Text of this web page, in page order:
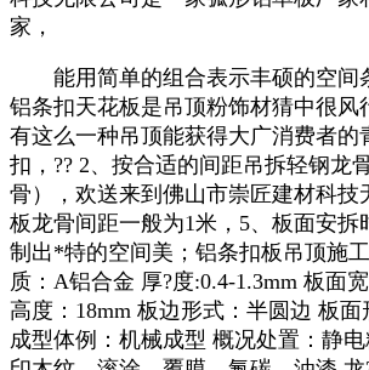
家，
能用简单的组合表示丰硕的空间
铝条扣天花板是吊顶粉饰材猜中很风
有这么一种吊顶能获得大广消费者
扣，?? 2、按合适的间距吊拆轻钢龙
骨），欢送来到佛山市崇匠建材科技
板龙骨间距一般为1米，5、板面安拆
制出*特的空间美；铝条扣板吊顶施
质：A铝合金 厚?度:0.4-1.3mm 板面
高度：18mm 板边形式：半圆边 板
成型体例：机械成型 概况处置：静